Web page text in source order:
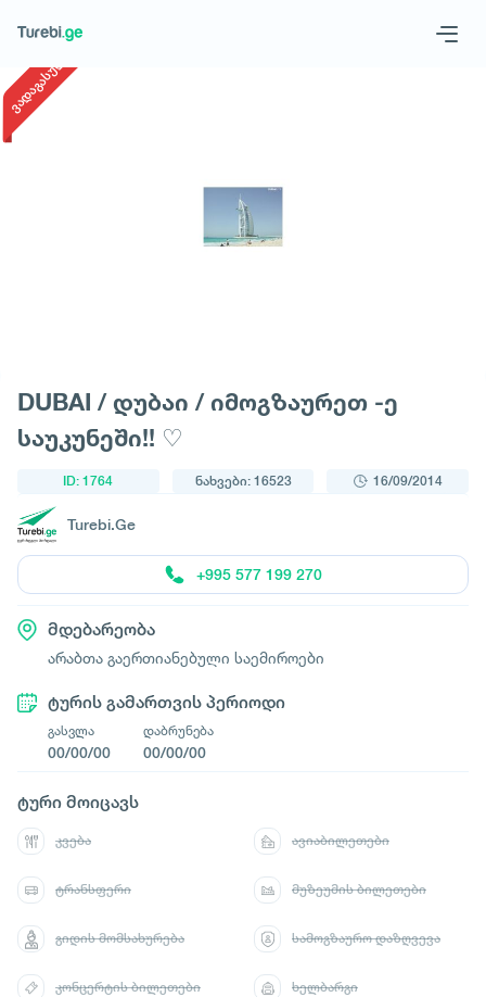
მოითხოვე ტური
ვადაგასული
DUBAI / დუბაი / იმოგზაურეთ -ე
საუკუნეში!! ♡
ID: 1764 ნახვები: 16523 16/09/2014
Turebi.Ge
+995 577 199 270
მდებარეობა
არაბთა გაერთიანებული საემიროები
ტურის გამართვის პერიოდი
გასვლა
00/00/00
დაბრუნება
00/00/00
ტური მოიცავს
კვება ავიაბილეთები
ტრანსფერი მუზეუმის ბილეთები
გიდის მომსახურება სამოგზაურო დაზღვევა
კონცერტის ბილეთები ხელბარგი